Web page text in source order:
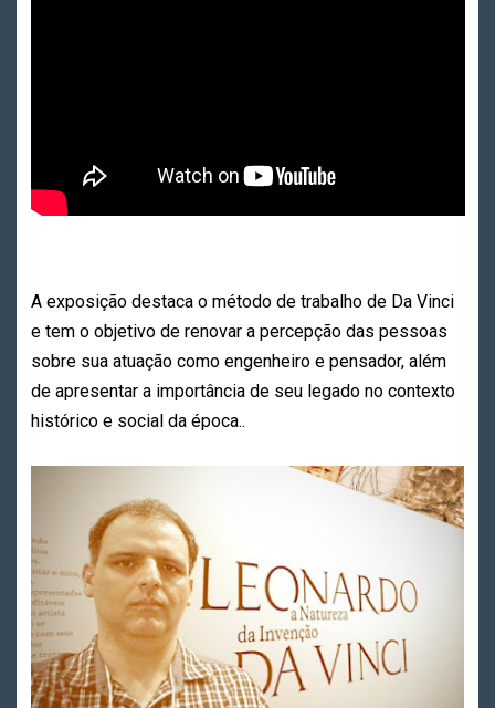
A exposição destaca o método de trabalho de Da Vinci
e tem o objetivo de renovar a percepção das pessoas
sobre sua atuação como engenheiro e pensador, além
de apresentar a importância de seu legado no contexto
histórico e social da época..